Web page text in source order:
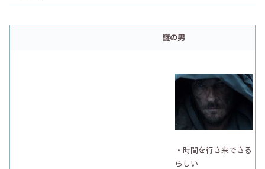
謎の男
・時間を行き来できる
らしい